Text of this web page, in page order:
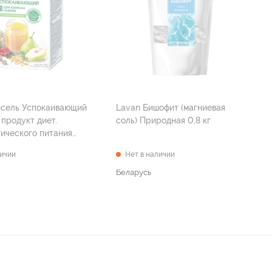
Успокаивающий
диет.
питания
Lavan Бишофит (магниевая
соль) Природная 0,8 кг
Нет в наличии
Беларусь